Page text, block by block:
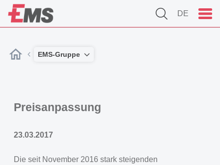
DE
EMS-Gruppe
Preisanpassung
23.03.2017
Die seit November 2016 stark steigenden